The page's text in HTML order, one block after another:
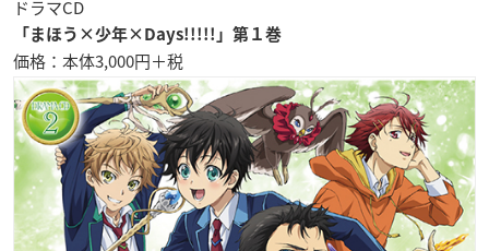
ドラマCD
「まほう×少年×Days!!!!!」第１巻
価格：本体3,000円＋税